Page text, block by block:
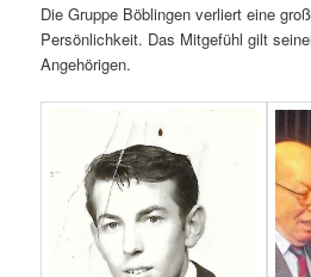
Die Gruppe Böblingen verliert eine
Persönlichkeit. Das Mitgefühl gilt
Angehörigen.